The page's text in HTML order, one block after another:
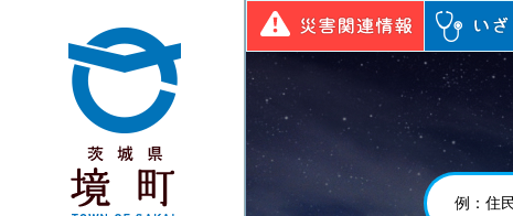
境町公式ホームページ 災害関連情報